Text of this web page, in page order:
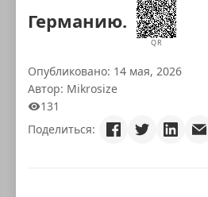
Германию.
QR
Опубликовано: 14 мая, 2026
Автор: Mikrosize
131
Поделиться: